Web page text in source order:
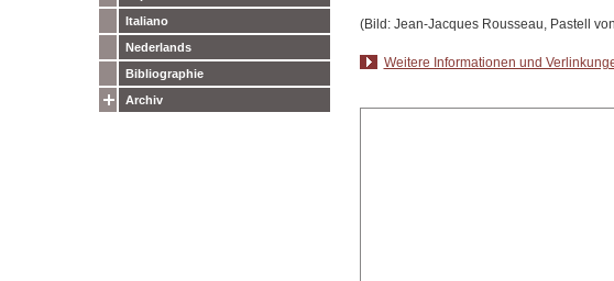
Italiano
Nederlands
Bibliographie
Archiv
(Bild: Jean-Jacques Rousseau, Pastell
Weitere Informationen und